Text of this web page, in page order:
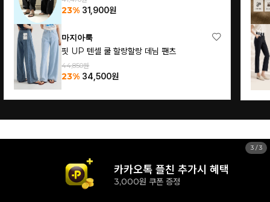
69,860원
26% 51,700원
프리미엄마지아
누구나 팬츠(여름 프리미엄 슬랙스ver.)
63,100원
40% 37,900원
카카오톡 플친 추가시 혜택
3,000원 쿠폰 증정
1/3